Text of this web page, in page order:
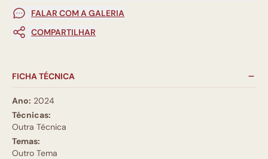
FALAR COM A GALERIA
COMPARTILHAR
FICHA TÉCNICA
Ano: 2024
Técnicas:
Outra Técnica
Temas:
Outro Tema